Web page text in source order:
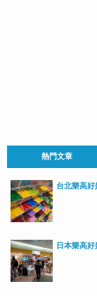
熱門文章
台北樂高
日本樂高